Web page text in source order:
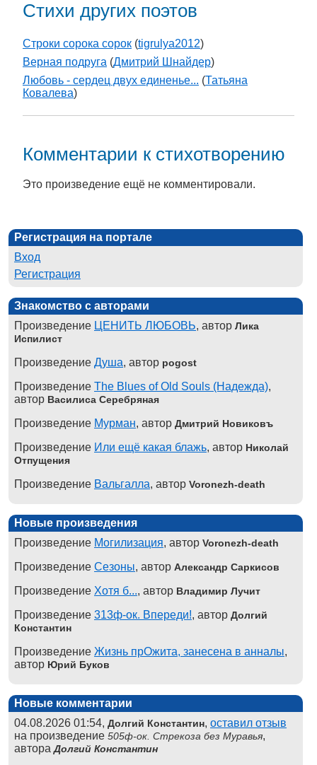
Стихи других поэтов
Строки сорока сорок (tigrulya2012)
Верная подруга (Дмитрий Шнайдер)
Любовь - сердец двух единенье... (Татьяна
Ковалева)
Комментарии к стихотворению
Это произведение ещё не комментировали.
Регистрация на портале
Вход
Регистрация
Знакомство с авторами
Произведение ЦЕНИТЬ ЛЮБОВЬ, автор Лика
Испилист
Произведение Душа, автор pogost
Произведение The Blues of Old Souls (Надежда),
автор Василиса Серебряная
Произведение Мурман, автор Дмитрий Новиковъ
Произведение Или ещё какая блажь, автор Николай
Отпущения
Произведение Вальгалла, автор Voronezh-death
Новые произведения
Произведение Могилизация, автор Voronezh-death
Произведение Сезоны, автор Александр Саркисов
Произведение Хотя б..., автор Владимир Лучит
Произведение 313ф-ок. Впереди!, автор Долгий
Константин
Произведение Жизнь прОжита, занесена в анналы,
автор Юрий Буков
Новые комментарии
04.08.2026 01:54, Долгий Константин, оставил отзыв
на произведение 505ф-ок. Стрекоза без Муравья,
автораДолгий Константин